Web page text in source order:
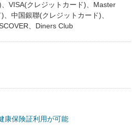
VISA(クレジットカード)、Master
中国銀聯(クレジットカード)、
、Diners Club
康保険証利用が可能